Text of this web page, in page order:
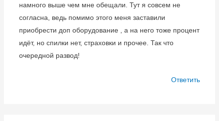
намного выше чем мне обещали. Тут я совсем не
согласна, ведь помимо этого меня заставили
приобрести доп оборудование , а на него тоже процент
идёт, но спилки нет, страховки и прочее. Так что
очередной развод!
Ответить